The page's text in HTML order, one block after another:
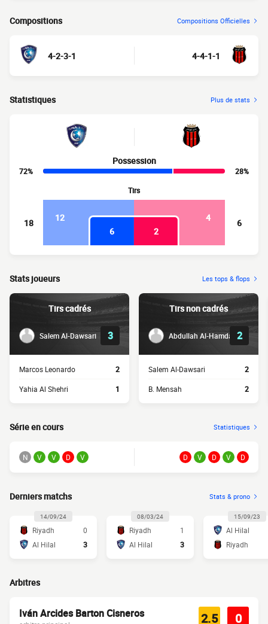
Compositions Compositions Officielles
4-2-3-1 4-4-1-1
Statistiques Plus de stats
Possession
72%
28%
Tirs
18 12
4
6
2
6
Stats joueurs Les tops & flops
Tirs cadrés
Salem Al-Dawsari 3
Marcos Leonardo 2
Yahia Al Shehri 1
Tirs non cadrés
Abdullah Al-Hamdan 2
Salem Al-Dawsari 2
B. Mensah 2
Série en cours Statistiques
N V V D V D V D V D
Derniers matchs Stats & prono
14/09/24
Riyadh
0
Al Hilal
3
08/03/24
Riyadh
1
Al Hilal
3
15/09/23
Al Hilal
Riyadh
Arbitres
Iván Arcides Barton Cisneros 2.5 0